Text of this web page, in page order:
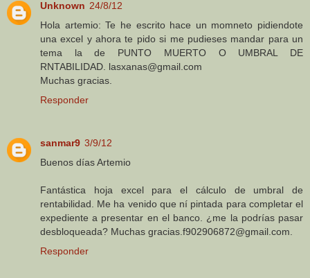
Unknown 24/8/12
Hola artemio: Te he escrito hace un momneto pidiendote
una excel y ahora te pido si me pudieses mandar para un
tema la de PUNTO MUERTO O UMBRAL DE
RNTABILIDAD. lasxanas@gmail.com
Muchas gracias.
Responder
sanmar9 3/9/12
Buenos días Artemio
Fantástica hoja excel para el cálculo de umbral de
rentabilidad. Me ha venido que ní pintada para completar el
expediente a presentar en el banco. ¿me la podrías pasar
desbloqueada? Muchas gracias.f902906872@gmail.com.
Responder